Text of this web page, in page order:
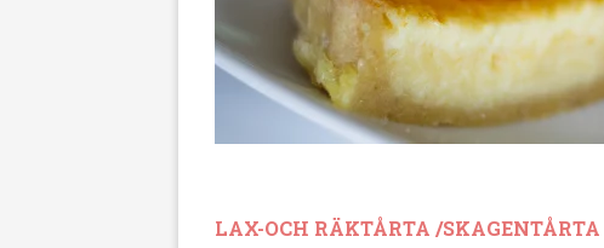
LAX-OCH RÄKTÅRTA /SKAGENTÅRTA